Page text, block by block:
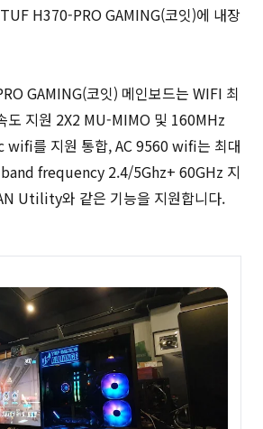
H370-PRO GAMING(코잇)에 내장
GAMING(코잇) 메인보드는 WIFI 최
도 지원 2X2 MU-MIMO 및 160MHz
wifi를 지원 통합, AC 9560 wifi는 최대
frequency 2.4/5Ghz+ 60GHz 지
Utility와 같은 기능을 지원합니다.